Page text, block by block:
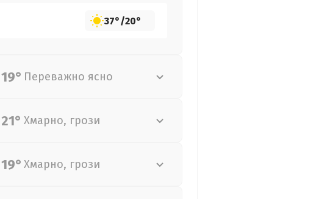
37°/20°
19° Переважно ясно
21° Хмарно, грози
19° Хмарно, грози